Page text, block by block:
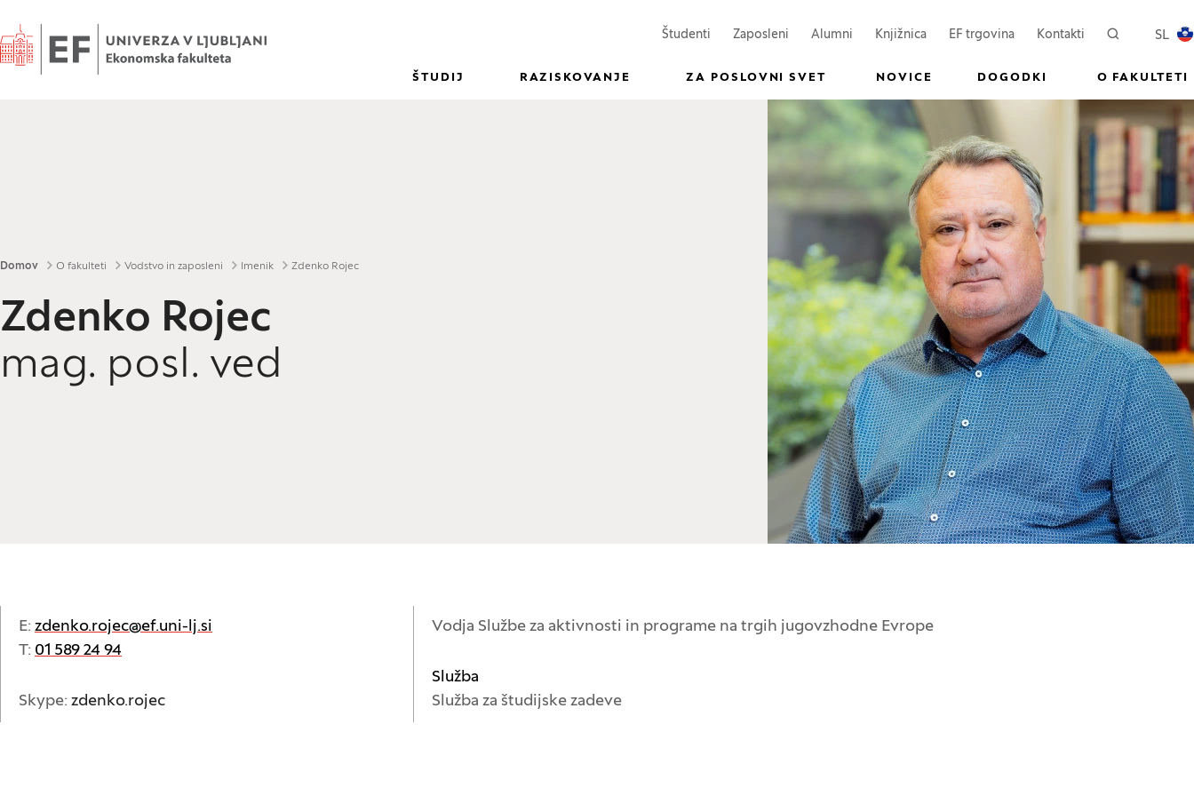
Domov Študenti (Odpre se v novem oknu)
Zaposleni (Odpre se v novem oknu)
Alumni Knjižnica EF trgovina(Odpre se v novem oknu)
Kontakti Iskanje SL
ŠTUDIJ RAZISKOVANJE ZA POSLOVNI SVET NOVICE DOGODKI O FAKULTETI
Drobtinice
Domov O fakulteti Vodstvo in zaposleni Imenik Zdenko Rojec
Zdenko Rojec
mag. posl. ved
E: zdenko.rojec@ef.uni-lj.si
T: 01 589 24 94
Skype: zdenko.rojec
Vodja Službe za aktivnosti in programe na trgih jugovzhodne Evrope
Služba
Služba za študijske zadeve